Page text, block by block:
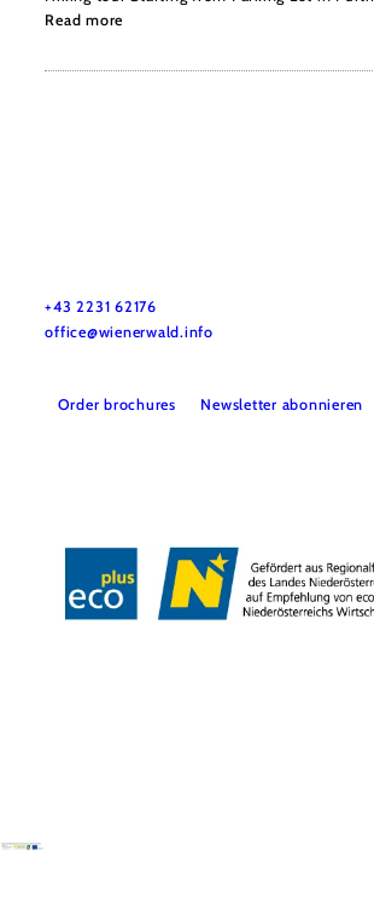
Read more
+43 2231 62176
office@wienerwald.info
Order brochures Newsletter abonnieren